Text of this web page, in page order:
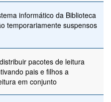
informático da Biblioteca
temporariamente suspensos
pacotes de leitura
pais e filhos a
em conjunto